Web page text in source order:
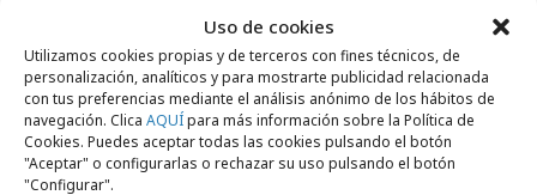
Uso de cookies
Utilizamos cookies propias y de terceros con fines técnicos, de
personalización, analíticos y para mostrarte publicidad relacionada
con tus preferencias mediante el análisis anónimo de los hábitos de
navegación. Clica AQUÍpara más información sobre la Política de
Cookies. Puedes aceptar todas las cookies pulsando el botón
"Aceptar" o configurarlas o rechazar su uso pulsando el botón
"Configurar".